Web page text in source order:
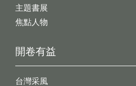
開卷有益
台灣采風
主題書展
焦點人物